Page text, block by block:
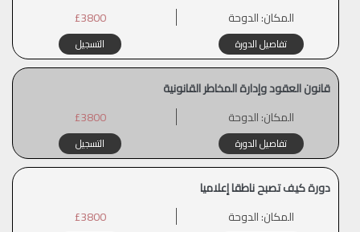
المكان:الدوحة £3800
تفاصيل الدورة التسجيل
قانون العقود وإدارة المخاطر القانونية
المكان:الدوحة £3800
تفاصيل الدورة التسجيل
دورة كيف تصبح ناطقا إعلاميا
المكان:الدوحة £3800